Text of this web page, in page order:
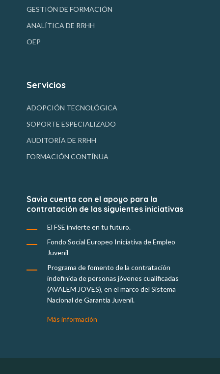
GESTIÓN DE FORMACIÓN
ANALÍTICA DE RRHH
OEP
Servicios
ADOPCIÓN TECNOLÓGICA
SOPORTE ESPECIALIZADO
AUDITORÍA DE RRHH
FORMACIÓN CONTÍNUA
Savia cuenta con el apoyo para la
contratación de las siguientes iniciativas
El FSE invierte en tu futuro.
Fondo Social Europeo Iniciativa de Empleo
Juvenil
Programa de fomento de la contratación
indefinida de personas jóvenes cualificadas
(AVALEM JOVES), en el marco del Sistema
Nacional de Garantía Juvenil.
Más información